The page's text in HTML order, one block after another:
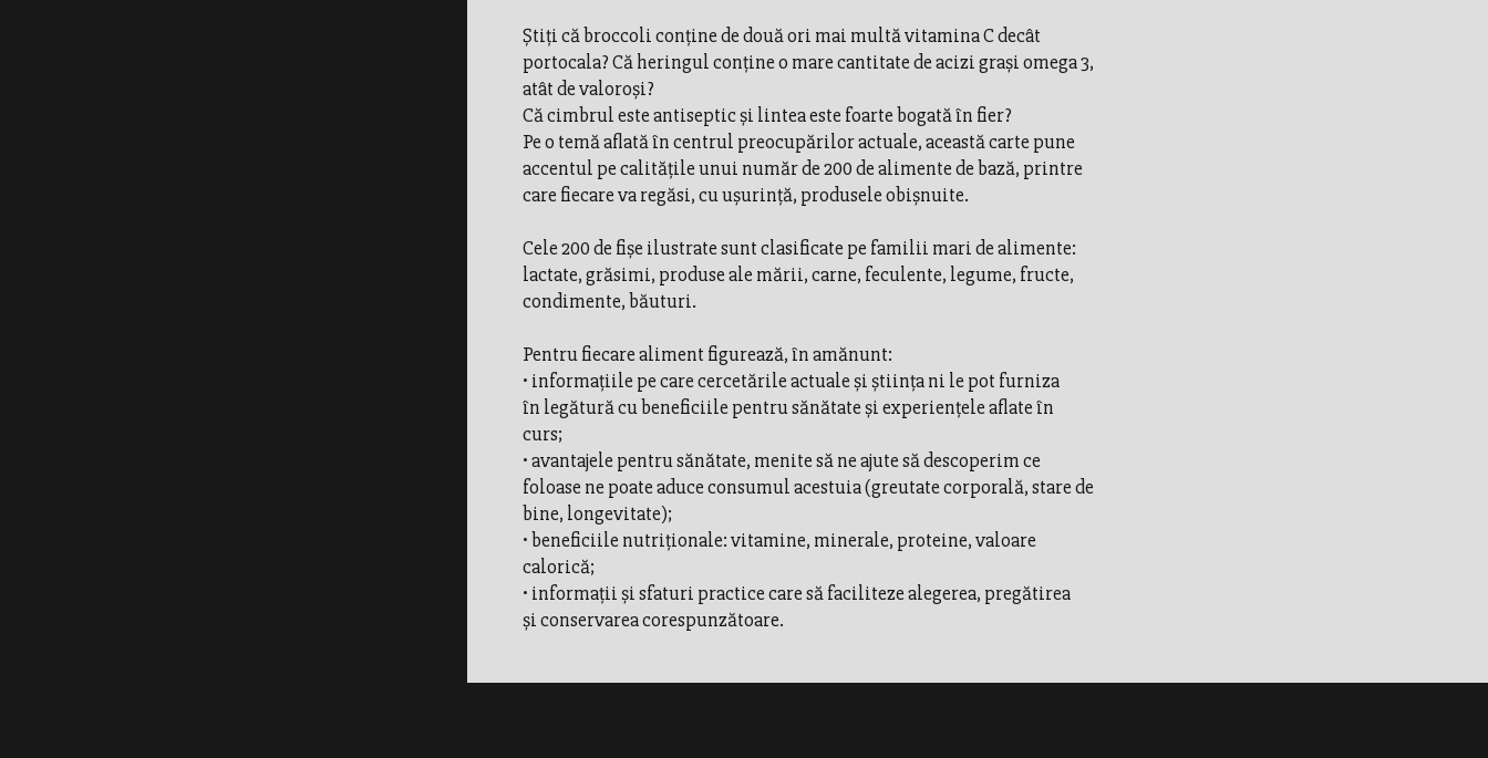
Ştiţi că broccoli conţine de două ori mai multă vitamina C decât
portocala? Că heringul conţine o mare cantitate de acizi graşi omega 3,
atât de valoroşi?
Că cimbrul este antiseptic şi lintea este foarte bogată în fier?
Pe o temă aflată în centrul preocupărilor actuale, această carte pune
accentul pe calităţile unui număr de 200 de alimente de bază, printre
care fiecare va regăsi, cu uşurinţă, produsele obişnuite.
Cele 200 de fişe ilustrate sunt clasificate pe familii mari de alimente:
lactate, grăsimi, produse ale mării, carne, feculente, legume, fructe,
condimente, băuturi.
Pentru fiecare aliment figurează, în amănunt:
• informaţiile pe care cercetările actuale şi ştiinţa ni le pot furniza
în legătură cu beneficiile pentru sănătate şi experienţele aflate în
curs;
• avantajele pentru sănătate, menite să ne ajute să descoperim ce
foloase ne poate aduce consumul acestuia (greutate corporală, stare de
bine, longevitate);
• beneficiile nutriţionale: vitamine, minerale, proteine, valoare
calorică;
• informaţii şi sfaturi practice care să faciliteze alegerea, pregătirea
şi conservarea corespunzătoare.